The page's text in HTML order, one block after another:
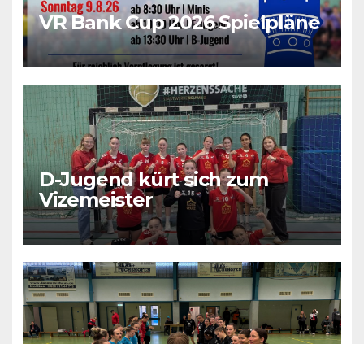
VR Bank Cup 2026 Spielpläne
D-Jugend kürt sich zum
Vizemeister